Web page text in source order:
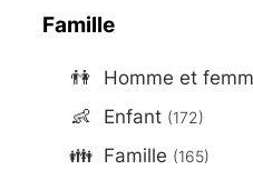
Famille
👫 Homme et
👶 Enfant (172)
👪 Famille (165)